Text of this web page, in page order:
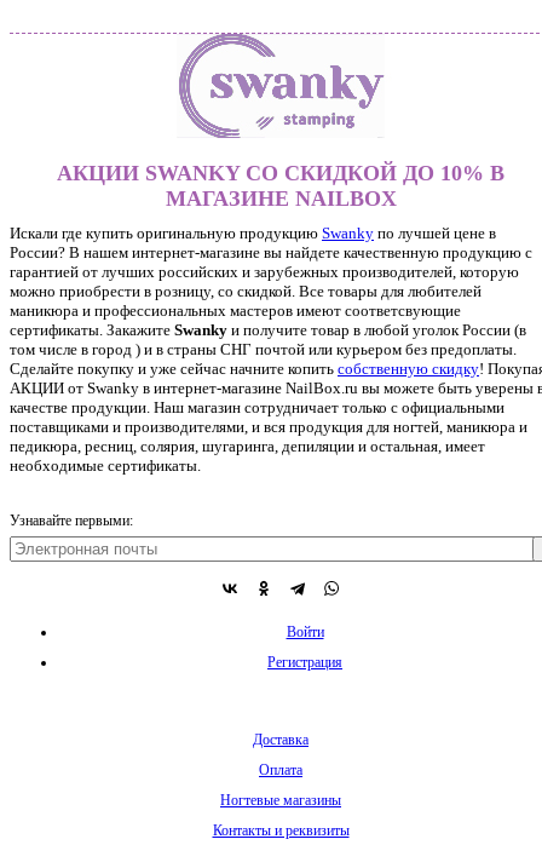
АКЦИИ SWANKY СО СКИДКОЙ ДО 10% В
МАГАЗИНЕ NAILBOX
Искали где купить оригинальную продукцию Swanky по лучшей цене в
России? В нашем интернет-магазине вы найдете качественную продукцию с
гарантией от лучших российских и зарубежных производителей, которую
можно приобрести в розницу, со скидкой. Все товары для любителей
маникюра и профессиональных мастеров имеют соответсвующие
сертификаты. Закажите Swanky и получите товар в любой уголок России (в
том числе в город ) и в страны СНГ почтой или курьером без предоплаты.
Сделайте покупку и уже сейчас начните копить собственную скидку!
АКЦИИ от Swanky в интернет-магазине NailBox.ru вы можете быть уверены
качестве продукции. Наш магазин сотрудничает только с официальными
поставщиками и производителями, и вся продукция для ногтей, маникюра и
педикюра, ресниц, солярия, шугаринга, депиляции и остальная, имеет
необходимые сертификаты.
Узнавайте первыми:
Войти
Регистрация
Доставка
Оплата
Ногтевые магазины
Контакты и реквизиты